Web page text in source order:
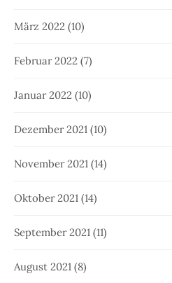
März 2022 (10)
Februar 2022 (7)
Januar 2022 (10)
Dezember 2021 (10)
November 2021 (14)
Oktober 2021 (14)
September 2021 (11)
August 2021 (8)